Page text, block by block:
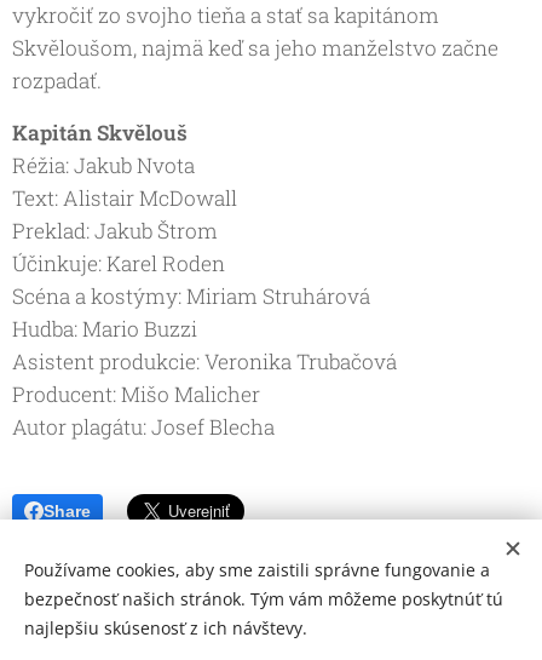
vykročiť zo svojho tieňa a stať sa kapitánom
Skvěloušom, najmä keď sa jeho manželstvo začne
rozpadať.
Kapitán Skvělouš
Réžia: Jakub Nvota
Text: Alistair McDowall
Preklad: Jakub Štrom
Účinkuje: Karel Roden
Scéna a kostýmy: Miriam Struhárová
Hudba: Mario Buzzi
Asistent produkcie: Veronika Trubačová
Producent: Mišo Malicher
Autor plagátu: Josef Blecha
Share
© 2026 Mediálna a kultúrna spoločnosť Topoľčany, s.r.o.
Používame cookies, aby sme zaistili správne fungovanie a
bezpečnosť našich stránok. Tým vám môžeme poskytnúť tú
najlepšiu skúsenosť z ich návštevy.